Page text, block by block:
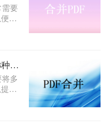
要
于
pdf
多个PDF怎么合并成一个？3种方法，1分钟全搞定！！
多
高
个
介